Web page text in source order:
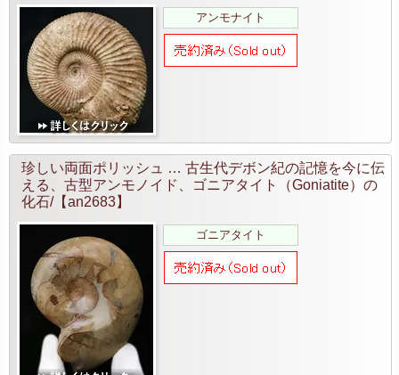
アンモナイト
珍しい両面ポリッシュ … 古生代デボン紀の記憶を今に伝
える、古型アンモノイド、ゴニアタイト（Goniatite）の
化石/【an2683】
ゴニアタイト